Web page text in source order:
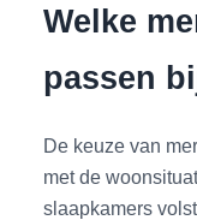
Welke
passen
De keuze van
met de
slaapkamers